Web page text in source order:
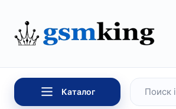
Каталог
Поиск